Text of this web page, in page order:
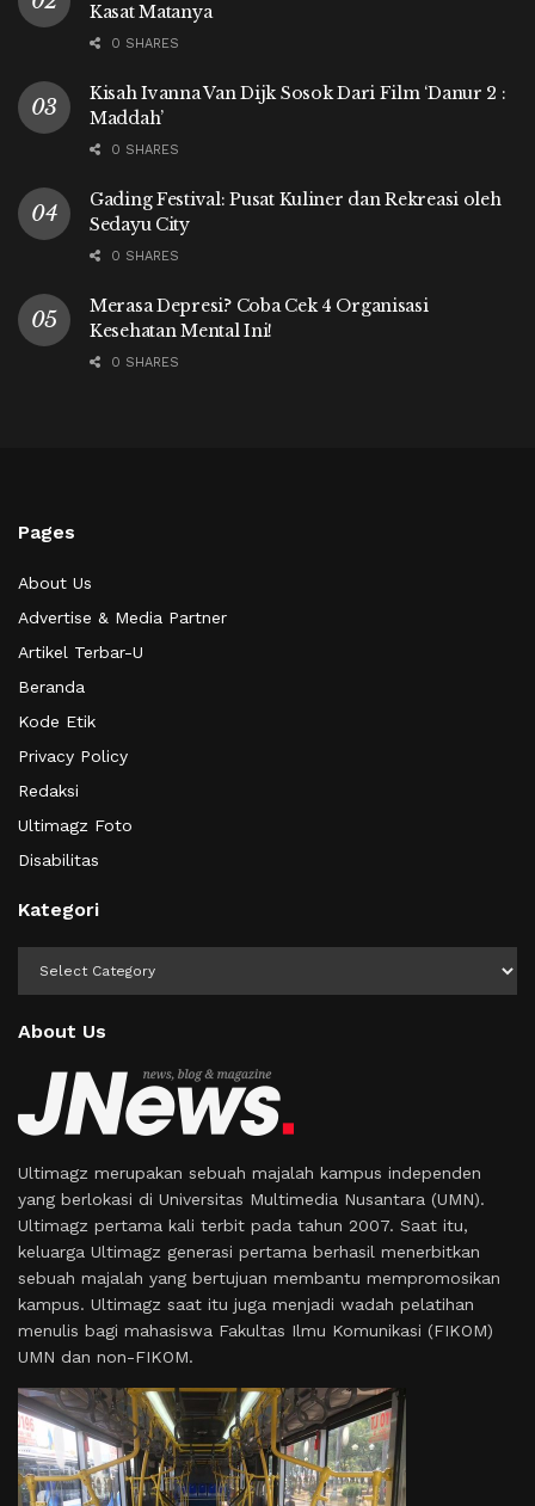
Kasat Matanya
0 SHARES
Kisah Ivanna Van Dijk Sosok Dari Film ‘Danur 2 :
Maddah’
0 SHARES
Gading Festival: Pusat Kuliner dan Rekreasi oleh
Sedayu City
0 SHARES
Merasa Depresi? Coba Cek 4 Organisasi
Kesehatan Mental Ini!
0 SHARES
Pages
About Us
Advertise & Media Partner
Artikel Terbar-U
Beranda
Kode Etik
Privacy Policy
Redaksi
Ultimagz Foto
Disabilitas
Kategori
About Us
Ultimagz merupakan sebuah majalah kampus independen
yang berlokasi di Universitas Multimedia Nusantara (UMN).
Ultimagz pertama kali terbit pada tahun 2007. Saat itu,
keluarga Ultimagz generasi pertama berhasil menerbitkan
sebuah majalah yang bertujuan membantu mempromosikan
kampus. Ultimagz saat itu juga menjadi wadah pelatihan
menulis bagi mahasiswa Fakultas Ilmu Komunikasi (FIKOM)
UMN dan non-FIKOM.